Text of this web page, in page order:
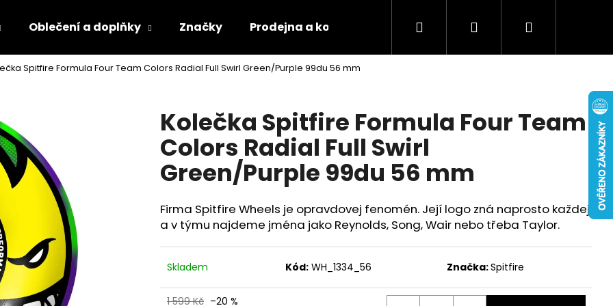
Oblečení a doplňky Značky Prodejna a kontakty Podporujeme Tabulky velikostí
Hledat PřihlášeníNákupní
Spitfire Formula Four Team Colors Radial Full Swirl Green/Purple 99du 56 mm
Kolečka Spitfire Formula Four Team
Colors Radial Full Swirl
Green/Purple 99du 56 mm
Firma Spitfire Wheels je opravdovej fenomén. Její logo zná naprosto každej
a v týmu najdeme jména jako Reynolds, Song, Wair nebo třeba Taylor.
Skladem Kód: WH_1334_56 Značka:Spitfire
1 599 Kč –20 %
Co potřebujete najít?
HLEDAT